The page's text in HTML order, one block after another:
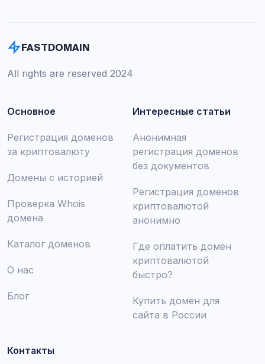
FASTDOMAIN
All rights are reserved 2024
Основное
Регистрация доменов
за криптовалюту
Домены с историей
Проверка Whois
домена
Каталог доменов
О нас
Блог
Интересные статьи
Анонимная
регистрация доменов
без документов
Регистрация доменов
криптовалютой
анонимно
Где оплатить домен
криптовалютой
быстро?
Купить домен для
сайта в России
Контакты